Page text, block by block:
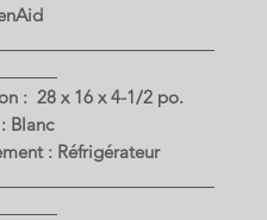
: 28 x 16 x 4-1/2 po.
Blanc
: Réfrigérateur